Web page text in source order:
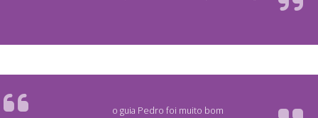
o guia Pedro foi muito bom